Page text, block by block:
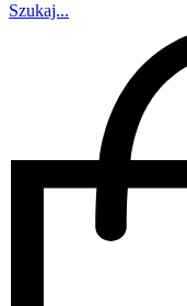
Szukaj...